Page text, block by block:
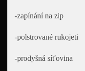
-zapínání na zip
-polstrované rukojeti
-prodyšná síťovina